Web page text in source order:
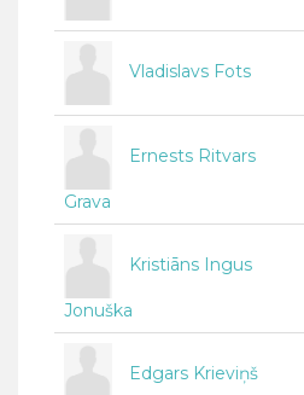
Vladislavs Fots
Ernests Ritvars
Grava
Kristiāns Ingus
Jonuška
Edgars Krieviņš